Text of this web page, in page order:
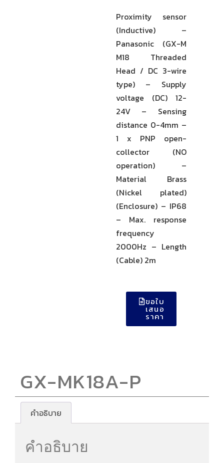
Proximity sensor
(Inductive) –
Panasonic (GX-M
M18 Threaded
Head / DC 3-wire
type) – Supply
voltage (DC) 12-
24V – Sensing
distance 0-4mm –
1 x PNP open-
collector (NO
operation) –
Material Brass
(Nickel plated)
(Enclosure) – IP68
– Max. response
frequency
2000Hz – Length
(Cable) 2m
ขอใบ
เสนอ
ราคา
GX-MK18A-P
คำอธิบาย
คำอธิบาย